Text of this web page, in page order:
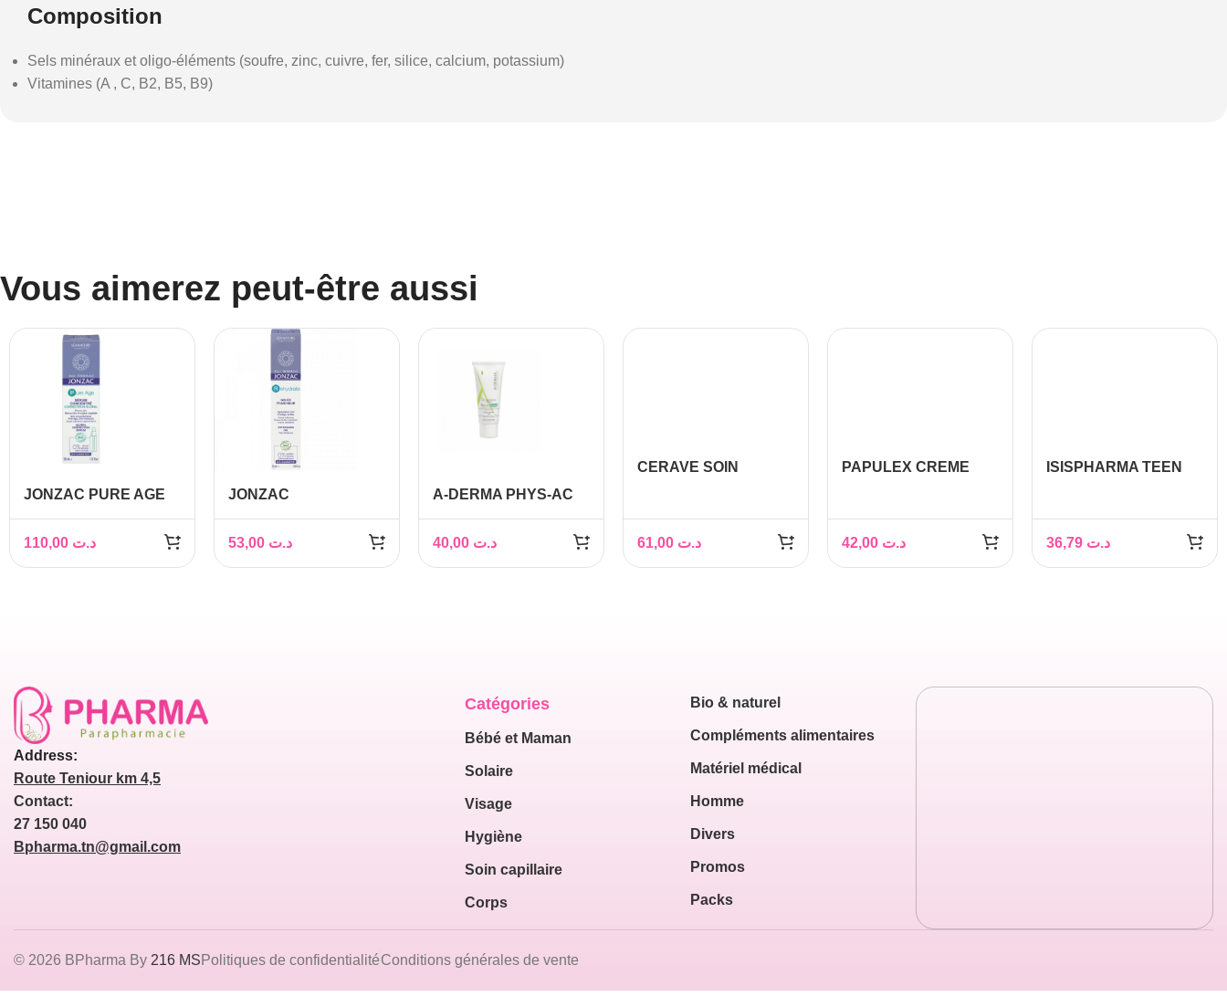
Composition
Sels minéraux et oligo-éléments (soufre, zinc, cuivre, fer, silice, calcium, potassium)
Vitamines (A , C, B2, B5, B9)
Vous aimerez peut-être aussi
JONZAC PURE AGE
30ML
د.ت
JONZAC
FRAICHEUR 50ML
د.ت
A-DERMA PHYS-AC
IMPERFECTION
SEVERES 40ML
د.ت
CERAVE SOIN
د.ت
PAPULEX CREME
د.ت
ISISPHARMA TEEN
30ML د.ت
Address:
Route Teniour km 4,5
Contact:
27 150 040
Bpharma.tn@gmail.com
Catégories
Bébé et Maman
Solaire
Visage
Hygiène
Soin capillaire
Corps
Bio & naturel
Compléments alimentaires
Matériel médical
Homme
Divers
Promos
Packs
© 2026 BPharma By 216 MSPolitiques de confidentialitéConditions générales de vente